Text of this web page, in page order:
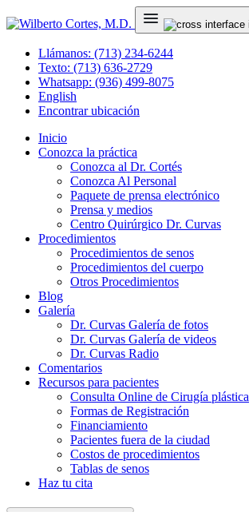
Llámanos: (713) 234-6244
Texto: (713) 636-2729
Whatsapp: (936) 499-8075
English
Encontrar ubicación
Inicio
Conozca la práctica
Conozca al Dr. Cortés
Conozca Al Personal
Paquete de prensa electrónico
Prensa y medios
Centro Quirúrgico Dr. Curvas
Procedimientos
Procedimientos de senos
Procedimientos del cuerpo
Otros Procedimientos
Blog
Galería
Dr. Curvas Galería de fotos
Dr. Curvas Galería de videos
Dr. Curvas Radio
Comentarios
Recursos para pacientes
Consulta Online de Cirugía plástica
Formas de Registración
Financiamiento
Pacientes fuera de la ciudad
Costos de procedimientos
Tablas de senos
Haz tu cita